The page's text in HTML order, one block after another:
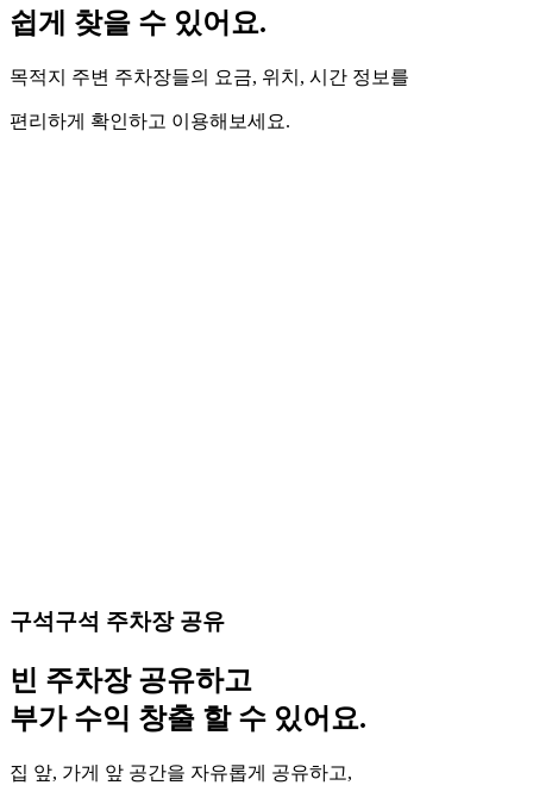
쉽게 찾을 수 있어요.
목적지 주변 주차장들의 요금, 위치, 시간 정보를
편리하게 확인하고 이용해보세요.
구석구석 주차장 공유
빈 주차장 공유하고
부가 수익 창출 할 수 있어요.
집 앞, 가게 앞 공간을 자유롭게 공유하고,